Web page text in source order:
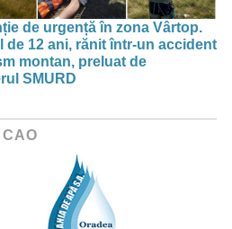
de urgență în zona Vârtop.
de 12 ani, rănit într-un accident
montan, preluat de
SMURD
CAO